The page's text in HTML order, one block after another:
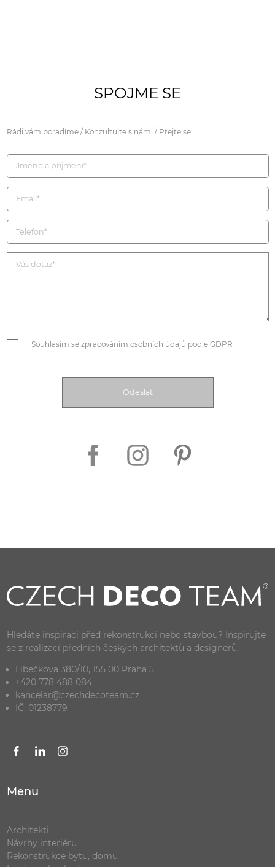
SPOJME SE
Rádi vám poradíme / Konzultujte s námi / Ptejte se
Souhlasím se zpracováním osobních údajů podle GDPR
Hledáte inspiraci před rekonstrukcí nebo stavbou? Inspirujte
se z realizací předních českých architektů a designerů.
Libečkova 380/10, 155 00 Praha 5
+420 778 488 084
kancelar@czechdecoteam.cz
IČ: 01238779
Menu
Architekti
Návrhy interiéru
Rekonstrukce bytu, domu